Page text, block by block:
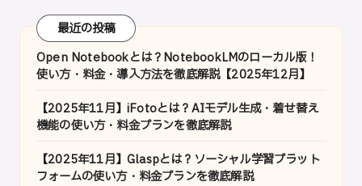
最近の投稿
Open Notebookとは？NotebookLMのローカル版！
使い方・料金・導入方法を徹底解説【2025年12月】
【2025年11月】iFotoとは？AIモデル生成・着せ替え
機能の使い方・料金プランを徹底解説
【2025年11月】Glaspとは？ソーシャル学習プラット
フォームの使い方・料金プランを徹底解説